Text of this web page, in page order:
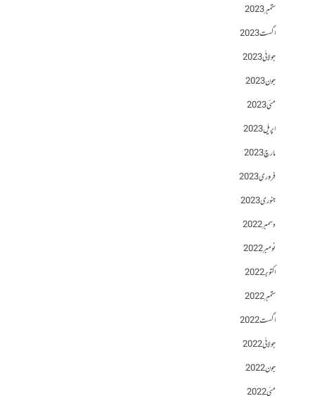
ستمبر 2023
اگست 2023
جولائی 2023
جون 2023
مئی 2023
اپریل 2023
مارچ 2023
فروری 2023
جنوری 2023
دسمبر 2022
نومبر 2022
اکتوبر 2022
ستمبر 2022
اگست 2022
جولائی 2022
جون 2022